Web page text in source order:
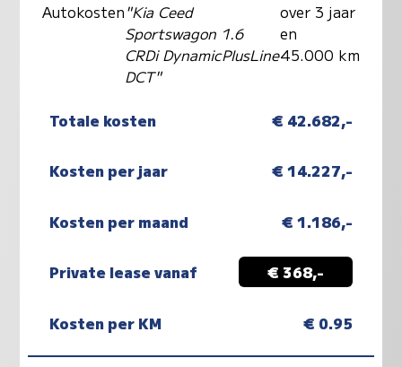
Autokosten"Kia Ceed
Sportswagon 1.6
CRDi DynamicPlusLine
DCT"
over 3 jaar
en
45.000 km
Totale kosten € 42.682,-
Kosten per jaar € 14.227,-
Kosten per maand € 1.186,-
Private lease vanaf € 368,-
Kosten per KM € 0.95